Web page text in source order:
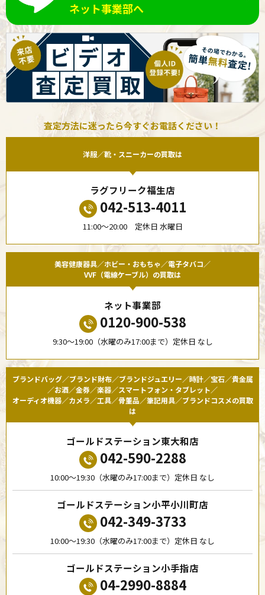
ネット事業部へ
査定方法に迷ったら今すぐお電話ください！
洋服／靴・スニーカーの買取は
ラグフリーク福生店
042-513-4011
11:00〜20:00 定休日 水曜日
美容健康器具／ホビー・おもちゃ／電子タバコ／
VVF（電線ケーブル）の買取は
ネット事業部
0120-900-538
9:30〜19:00（水曜のみ17:00まで）定休日 なし
ブランドバッグ／ブランド財布／ブランドジュエリー／時計／宝石／貴金属
／お酒／金券／楽器／スマートフォン・タブレット／
オーディオ機器／カメラ／工具／骨董品／筆記用具／ブランドコスメの買取
は
ゴールドステーション東大和店
042-590-2288
10:00〜19:30（水曜のみ17:00まで）定休日 なし
ゴールドステーション小平小川町店
042-349-3733
10:00〜19:30（水曜のみ17:00まで）定休日 なし
ゴールドステーション小手指店
04-2990-8884